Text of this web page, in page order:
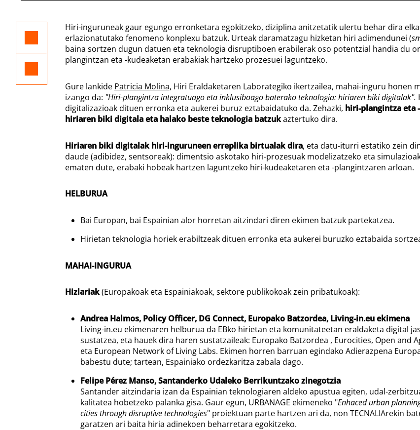
Hiri-inguruneak gaur egungo erronketara egokitzeko, diziplina anitzetatik ulertu behar dira
erlazionatutako fenomeno konplexu batzuk. Urteak daramatzagu hizketan hiri adimendunei (
baina sortzen dugun datuen eta teknologia disruptiboen erabilerak oso potentzial handia du
plangintzan eta -kudeaketan erabakiak hartzeko prozesuei laguntzeko.
Gure lankide Patricia Molina, Hiri Eraldaketaren Laborategiko ikertzailea, mahai-inguru honen
izango da: "Hiri-plangintza integratuago eta inklusiboago baterako teknologia: hiriaren biki digitalak".
digitalizazioak dituen erronka eta aukerei buruz eztabaidatuko da. Zehazki, hiri-plangintza eta
hiriaren biki digitala eta halako beste teknologia batzukaztertuko dira.
Hiriaren biki digitalak hiri-inguruneen erreplika birtualak dira, eta datu-iturri estatiko zein
daude (adibidez, sentsoreak): dimentsio askotako hiri-prozesuak modelizatzeko eta
ematen dute, erabaki hobeak hartzen laguntzeko hiri-kudeaketaren eta -plangintzaren arloan.
HELBURUA
Bai Europan, bai Espainian alor horretan aitzindari diren ekimen batzuk partekatzea.
Hirietan teknologia horiek erabiltzeak dituen erronka eta aukerei buruzko eztabaida
MAHAI-INGURUA
Hizlariak(Europakoak eta Espainiakoak, sektore publikokoak zein pribatukoak):
Andrea Halmos, Policy Officer, DG Connect, Europako Batzordea, Living-in.eu ekimena
Living-in.eu ekimenaren helburua da EBko hirietan eta komunitateetan eraldaketa digital
sustatzea, eta hauek dira haren sustatzaileak: Europako Batzordea , Eurocities, Open and
eta European Network of Living Labs. Ekimen horren barruan egindako Adierazpena
babestu dute; tartean, Espainiako ordezkaritza zabala dago.
Felipe Pérez Manso, Santanderko Udaleko Berrikuntzako zinegotzia
Santander aitzindaria izan da Espainian teknologiaren aldeko apustua egiten, udal-
kalitatea hobetzeko palanka gisa. Gaur egun, URBANAGE ekimeneko "Enhaced urban
cities through disruptive technologies" proiektuan parte hartzen ari da, non TECNALIArekin
garatzen ari baita hiria adinekoen beharretara egokitzeko.